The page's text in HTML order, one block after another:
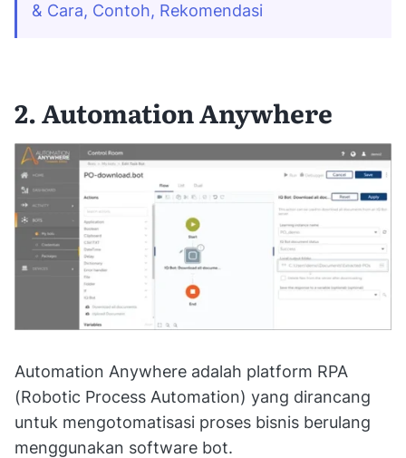
& Cara, Contoh, Rekomendasi
2. Automation Anywhere
Automation Anywhere adalah platform RPA
(Robotic Process Automation) yang dirancang
untuk mengotomatisasi proses bisnis berulang
menggunakan software bot.